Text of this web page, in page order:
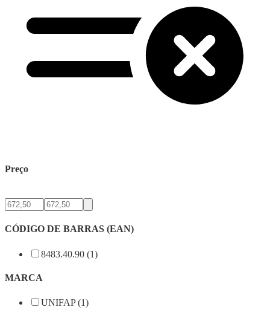
Preço
CÓDIGO DE BARRAS (EAN)
8483.40.90 (1)
MARCA
UNIFAP (1)